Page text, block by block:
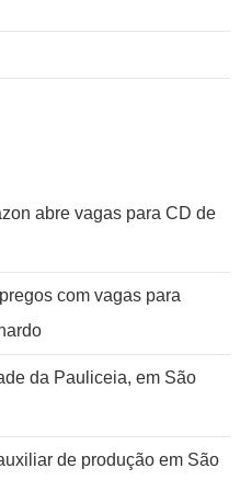
abre vagas para CD de
com vagas para
da Pauliceia, em São
de produção em São